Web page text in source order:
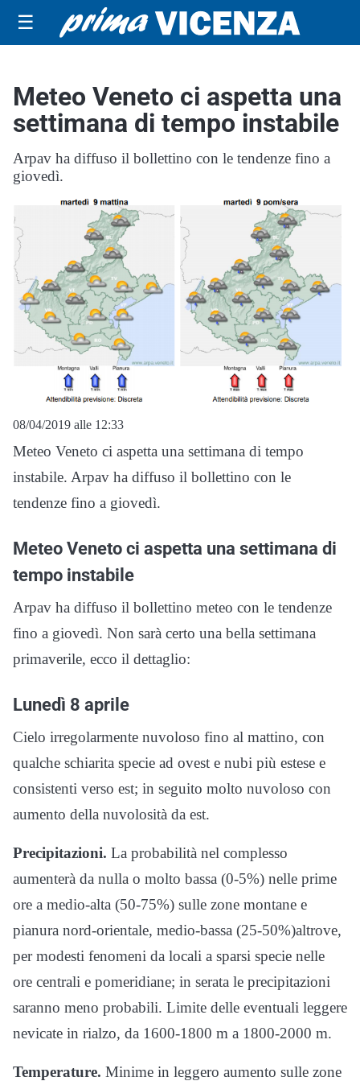
☰
Meteo Veneto ci aspetta una
settimana di tempo instabile
Arpav ha diffuso il bollettino con le tendenze fino a
giovedì.
08/04/2019 alle 12:33
Meteo Veneto ci aspetta una settimana di tempo
instabile. Arpav ha diffuso il bollettino con le
tendenze fino a giovedì.
Meteo Veneto ci aspetta una settimana di
tempo instabile
Arpav ha diffuso il bollettino meteo con le tendenze
fino a giovedì. Non sarà certo una bella settimana
primaverile, ecco il dettaglio:
Lunedì 8 aprile
Cielo irregolarmente nuvoloso fino al mattino, con
qualche schiarita specie ad ovest e nubi più estese e
consistenti verso est; in seguito molto nuvoloso con
aumento della nuvolosità da est.
Precipitazioni. La probabilità nel complesso
aumenterà da nulla o molto bassa (0-5%) nelle prime
ore a medio-alta (50-75%) sulle zone montane e
pianura nord-orientale, medio-bassa (25-50%)altrove,
per modesti fenomeni da locali a sparsi specie nelle
ore centrali e pomeridiane; in serata le precipitazioni
saranno meno probabili. Limite delle eventuali leggere
nevicate in rialzo, da 1600-1800 m a 1800-2000 m.
Temperature. Minime in leggero aumento sulle zone